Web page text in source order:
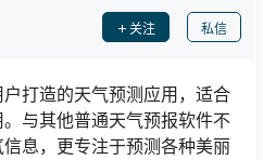
关注 私信
打造的天气预测应用，适合
与其他普通天气预报软件不
息，更专注于预测各种美丽